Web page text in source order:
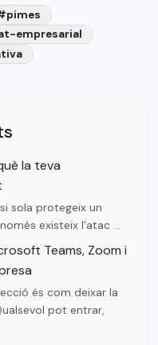
empresarial
la teva
sola protegeix un
existeix l’atac …
Teams, Zoom i
és com deixar la
pot entrar,